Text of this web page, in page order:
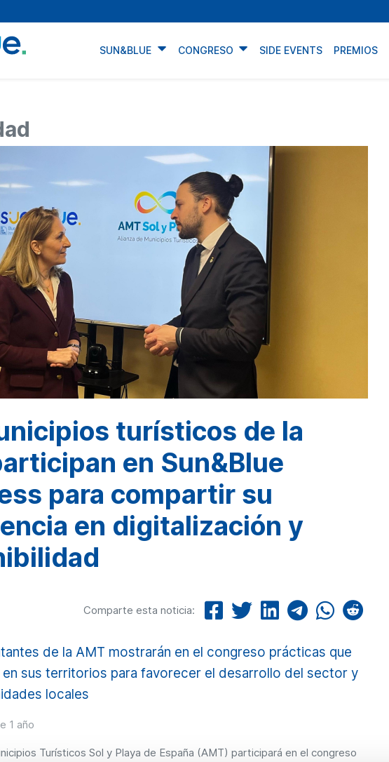
SUN&BLUE CONGRESO SIDE EVENTS PREMIOS
turísticos de la
en Sun&Blue
para compartir su
en digitalización y
Comparte esta noticia:
de la AMT mostrarán en el congreso prácticas que
en sus territorios para favorecer el desarrollo del sector y
locales
1 año
Turísticos Sol y Playa de España (AMT) participará en el congreso